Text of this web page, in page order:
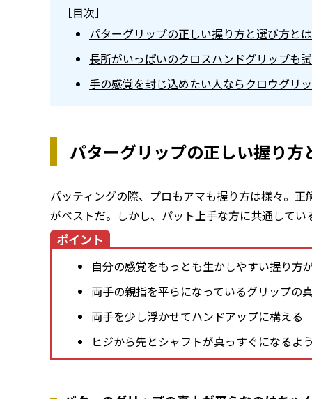
［目次］
パターグリップの正しい握り方と選び方と
長所がいっぱいのクロスハンドグリップも
手の感覚を封じ込めたい人ならクロウグリ
パターグリップの正しい握り方
パッティングの際、プロもアマも握り方は様々。
がベストだ。しかし、パット上手な方に共通してい
ポイント
自分の感覚をもっとも生かしやすい握り方
両手の親指を平らになっているグリップの
両手を少し浮かせてハンドアップに構える
ヒジから先とシャフトが真っすぐになるよ